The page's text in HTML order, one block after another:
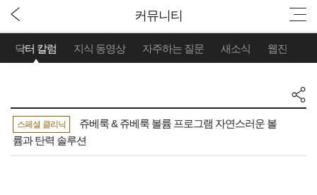
커뮤니티
닥터 칼럼 지식 동영상 자주하는 질문 새소식 웹진
스페셜 클리닉
쥬베룩 & 쥬베룩 볼륨 프로그램 자연스러운 볼
륨과 탄력 솔루션